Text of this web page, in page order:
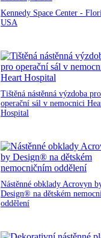
Kennedy Space Center -
USA
Tištěná nástěnná výzdoba pro
operační sál v nemocnici
Hospital
Nástěnné obklady Acrovyn
Design® na dětském
oddělení